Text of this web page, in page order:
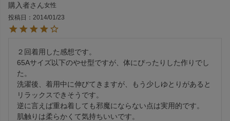
購入者
女性
投稿日
2014/01/23
２回着用した感想です。
65Aサイズ以下のやせ型ですが、体にぴったりした作りでし
た。
洗濯後、着用中に伸びてきますが、もう少しゆとりがあると
リラックスできそうです。
逆に言えば重ね着しても邪魔にならない点は実用的です。
肌触りは柔らかくて気持ちいいです。